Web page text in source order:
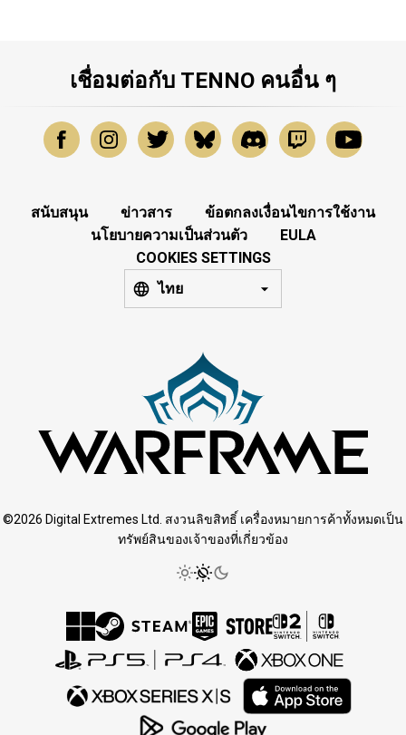
เชื่อมต่อกับ TENNO คนอื่น ๆ
สนับสนุน ข่าวสาร
ข้อตกลงเงื่อนไขการใช้งาน
นโยบายความเป็นส่วนตัว
EULA
COOKIES SETTINGS
ไทย
©2026 Digital Extremes Ltd. สงวนลิขสิทธิ์ เครื่องหมายการค้าทั้งหมดเป็น
ทรัพย์สินของเจ้าของที่เกี่ยวข้อง